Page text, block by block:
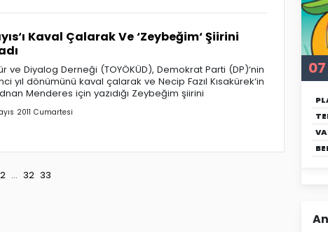
Kaval Çalarak Ve ‘Zeybeğim‘ Şiirini
ve Diyalog Derneği (TOYÖKÜD), Demokrat Parti (DP)‘nin
yıl dönümünü kaval çalarak ve Necip Fazıl Kısakürek‘in
Menderes için yazıdığı Zeybeğim şiirini
2011 Cumartesi
2... 32 33
07